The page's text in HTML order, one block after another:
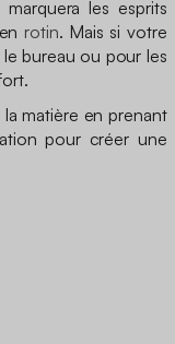
les esprits
rotin. Mais si votre
bureau ou pour les
matière en prenant
pour créer une